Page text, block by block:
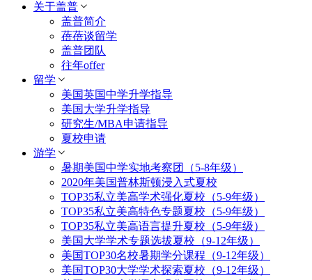
关于盖普
盖普简介
蓓蓓谈留学
盖普团队
往年offer
留学
美国英国中学升学指导
美国大学升学指导
研究生/MBA申请指导
夏校申请
游学
暑期美国中学实地考察团（5-8年级）
2020年美国普林斯顿浸入式夏校
TOP35私立美高学术强化夏校（5-9年级）
TOP35私立美高特色专题夏校（5-9年级）
TOP35私立美高语言提升夏校（5-9年级）
美国大学学术专题选拔夏校（9-12年级）
美国TOP30名校暑期学分课程（9-12年级）
美国TOP30大学学术探索夏校（9-12年级）